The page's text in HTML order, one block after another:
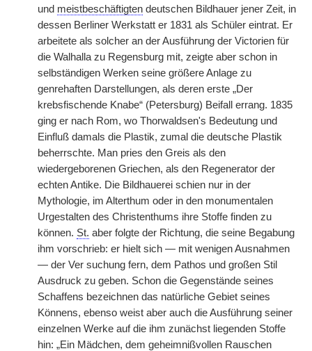
und meistbeschäftigten deutschen Bildhauer jener Zeit, in
dessen Berliner Werkstatt er 1831 als Schüler eintrat. Er
arbeitete als solcher an der Ausführung der Victorien für
die Walhalla zu Regensburg mit, zeigte aber schon in
selbständigen Werken seine größere Anlage zu
genrehaften Darstellungen, als deren erste „Der
krebsfischende Knabe“ (Petersburg) Beifall errang. 1835
ging er nach Rom, wo Thorwaldsen's Bedeutung und
Einfluß damals die Plastik, zumal die deutsche Plastik
beherrschte. Man pries den Greis als den
wiedergeborenen Griechen, als den Regenerator der
echten Antike. Die Bildhauerei schien nur in der
Mythologie, im Alterthum oder in den monumentalen
Urgestalten des Christenthums ihre Stoffe finden zu
können. St. aber folgte der Richtung, die seine Begabung
ihm vorschrieb: er hielt sich — mit wenigen Ausnahmen
— der Ver suchung fern, dem Pathos und großen Stil
Ausdruck zu geben. Schon die Gegenstände seines
Schaffens bezeichnen das natürliche Gebiet seines
Könnens, ebenso weist aber auch die Ausführung seiner
einzelnen Werke auf die ihm zunächst liegenden Stoffe
hin: „Ein Mädchen, dem geheimnißvollen Rauschen